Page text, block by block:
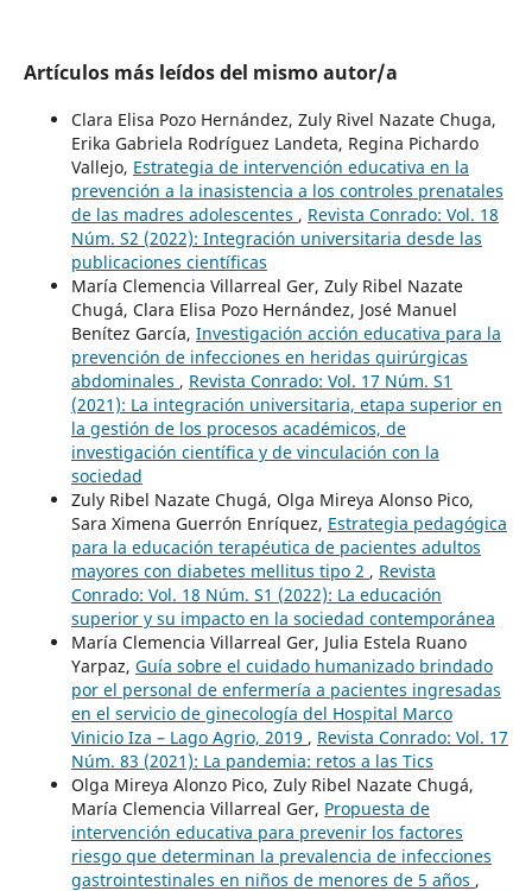
Artículos más leídos del mismo autor/a
Clara Elisa Pozo Hernández, Zuly Rivel Nazate Chuga,
Erika Gabriela Rodríguez Landeta, Regina Pichardo
Vallejo, Estrategia de intervención educativa en la
prevención a la inasistencia a los controles prenatales
de las madres adolescentes , Revista Conrado: Vol. 18
Núm. S2 (2022): Integración universitaria desde las
publicaciones científicas
María Clemencia Villarreal Ger, Zuly Ribel Nazate
Chugá, Clara Elisa Pozo Hernández, José Manuel
Benítez García, Investigación acción educativa para la
prevención de infecciones en heridas quirúrgicas
abdominales , Revista Conrado: Vol. 17 Núm. S1
(2021): La integración universitaria, etapa superior en
la gestión de los procesos académicos, de
investigación científica y de vinculación con la
sociedad
Zuly Ribel Nazate Chugá, Olga Mireya Alonso Pico,
Sara Ximena Guerrón Enríquez, Estrategia pedagógica
para la educación terapéutica de pacientes adultos
mayores con diabetes mellitus tipo 2 , Revista
Conrado: Vol. 18 Núm. S1 (2022): La educación
superior y su impacto en la sociedad contemporánea
María Clemencia Villarreal Ger, Julia Estela Ruano
Yarpaz, Guía sobre el cuidado humanizado brindado
por el personal de enfermería a pacientes ingresadas
en el servicio de ginecología del Hospital Marco
Vinicio Iza – Lago Agrio, 2019 , Revista Conrado: Vol. 17
Núm. 83 (2021): La pandemia: retos a las Tics
Olga Mireya Alonzo Pico, Zuly Ribel Nazate Chugá,
María Clemencia Villarreal Ger, Propuesta de
intervención educativa para prevenir los factores
riesgo que determinan la prevalencia de infecciones
gastrointestinales en niños de menores de 5 años ,